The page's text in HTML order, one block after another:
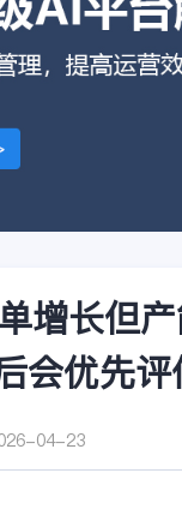
增长但
会优先
04-23